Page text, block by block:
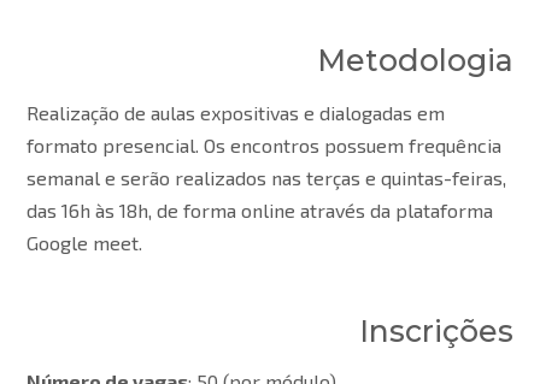
Metodologia
Realização de aulas expositivas e dialogadas em
formato presencial. Os encontros possuem frequência
semanal e serão realizados nas terças e quintas-feiras,
das 16h às 18h, de forma online através da plataforma
Google meet.
Inscrições